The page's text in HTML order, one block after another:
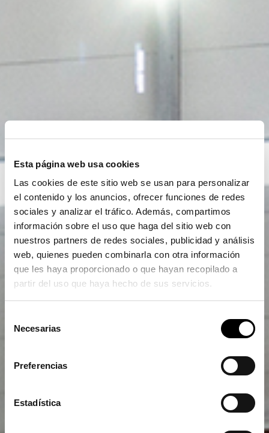
Esta página web usa cookies
Las cookies de este sitio web se usan para personalizar
el contenido y los anuncios, ofrecer funciones de redes
sociales y analizar el tráfico. Además, compartimos
información sobre el uso que haga del sitio web con
nuestros partners de redes sociales, publicidad y análisis
web, quienes pueden combinarla con otra información
que les haya proporcionado o que hayan recopilado a
partir del uso que haya hecho de sus servicios.
Necesarias
Preferencias
Estadística